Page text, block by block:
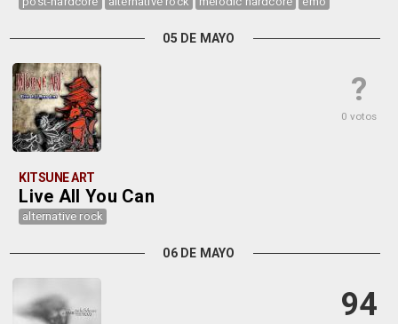
05 DE MAYO
?
0 votos
KITSUNE ART
Live All You Can
alternative rock
06 DE MAYO
94